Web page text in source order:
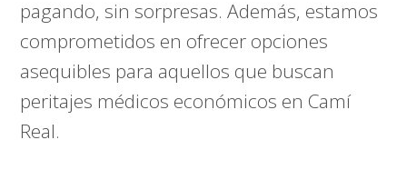
pagando, sin sorpresas. Además, estamos
comprometidos en ofrecer opciones
asequibles para aquellos que buscan
peritajes médicos económicos en Camí
Real.